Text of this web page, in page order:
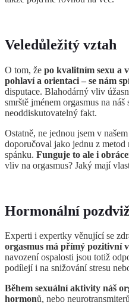
Veledůležitý vztah
O tom, že po kvalitním sexu a
pohlaví a orientaci – se nám
disputace. Blahodárný vliv
smrště jménem orgasmus na
neoddiskutovatelný fakt.
Ostatně, ne jednou jsem v
doporučoval jako jednu z
spánku. Funguje to ale i
vliv na orgasmus? Jaký mají
Hormonální
Experti i expertky věnující se
orgasmus má přímý pozitivní
navození ospalosti jsou totiž
podílejí i na snižování stresu
Během sexuální aktivity náš
hormonů, nebo